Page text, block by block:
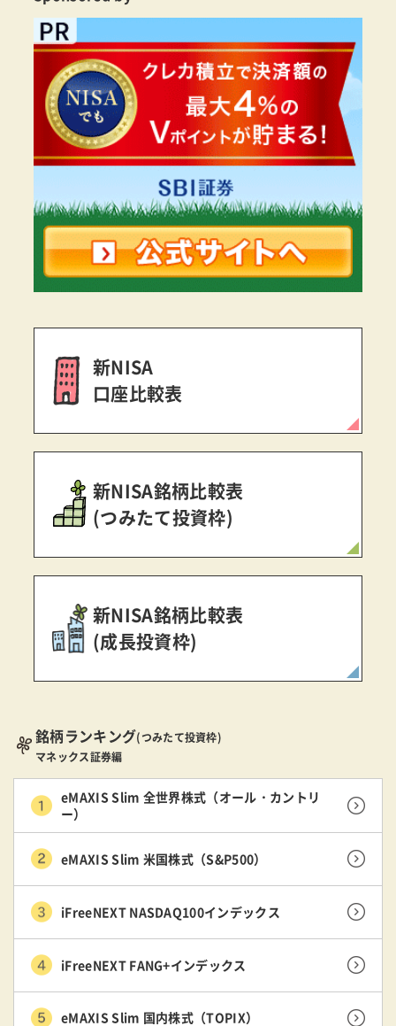
新NISA
口座比較表
新NISA銘柄比較表
(つみたて投資枠)
新NISA銘柄比較表
(成長投資枠)
銘柄ランキング(つみたて投資枠)
マネックス証券編
eMAXIS Slim 全世界株式（オール・カントリ
ー）
eMAXIS Slim 米国株式（S&P500）
iFreeNEXT NASDAQ100インデックス
iFreeNEXT FANG+インデックス
eMAXIS Slim 国内株式（TOPIX）